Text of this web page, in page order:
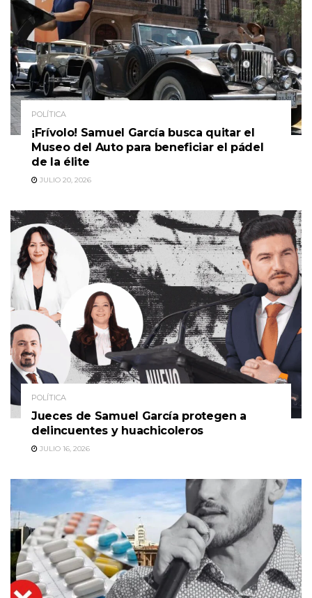
POLÍTICA
¡Frívolo! Samuel García busca quitar el
Museo del Auto para beneficiar el pádel
de la élite
JULIO 20, 2026
POLÍTICA
Jueces de Samuel García protegen a
delincuentes y huachicoleros
JULIO 16, 2026